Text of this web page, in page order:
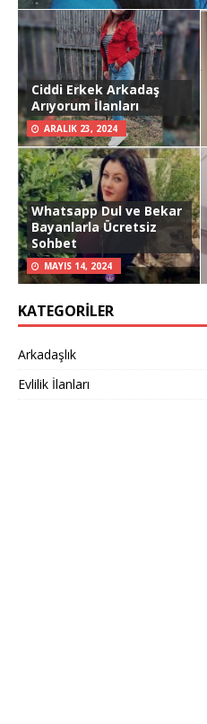
Ciddi Erkek Arkadaş
Arıyorum İlanları
ARALIK 23, 2024
Whatsapp Dul ve Bekar
Bayanlarla Ücretsiz
Sohbet
MAYIS 14, 2024
KATEGORILER
Arkadaşlık
Evlilik İlanları